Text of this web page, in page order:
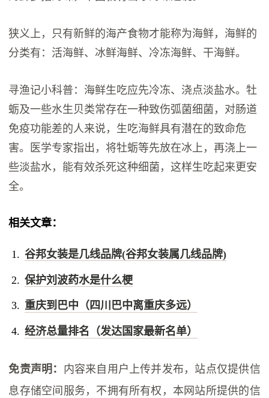
狭义上，只有新鲜的海产食物才能称为海鲜，海鲜的
分类有：活海鲜、冰鲜海鲜、冷冻海鲜、干海鲜。
寻渔记小科普：海鲜生吃应先冷冻、浇点淡盐水。牡
蛎及一些水生贝类常存在一种致伤弧菌细菌，对肠道
免疫功能差的人来说，生吃海鲜具有潜在的致命危
害。医学专家指出，将牡蛎等先放在冰上，再浇上一
些淡盐水，能有效杀死这种细菌，这样生吃起来更安
全。
相关文章：
谷邦女装是几线品牌(谷邦女装属几线品牌)
保护刘波药水是什么梗
重庆到巴中（四川巴中离重庆多远）
经济总量排名（发达国家最新名单）
免责声明： 内容来自用户上传并发布，站点仅提供信
息存储空间服务，不拥有所有权，本网站所提供的信